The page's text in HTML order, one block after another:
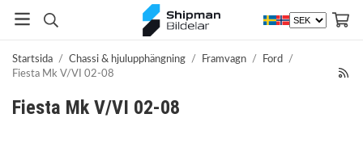
Startsida / Chassi & hjulupphängning / Framvagn / Ford
/
Fiesta Mk V/VI 02-08
Fiesta Mk V/VI 02-08